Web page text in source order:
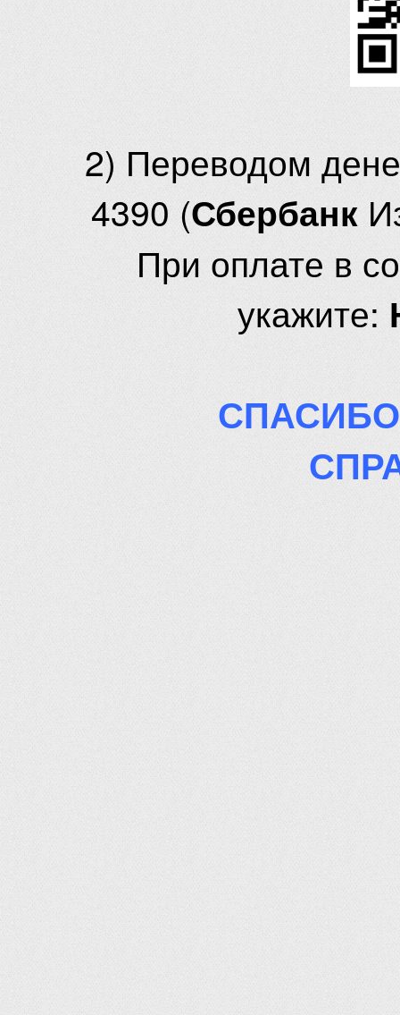
2) Переводом
4390 (Сбербанк
При оплате в
укажите: